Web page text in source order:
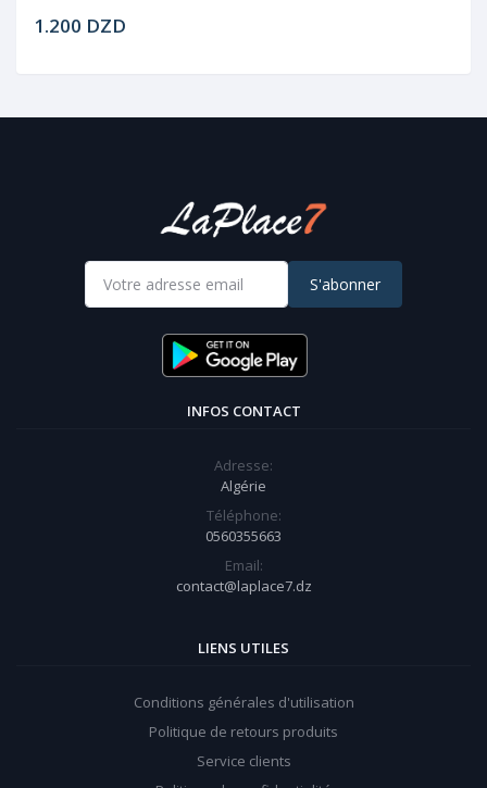
1.200 DZD
S'abonner
INFOS CONTACT
Adresse:
Algérie
Téléphone:
0560355663
Email:
contact@laplace7.dz
LIENS UTILES
Conditions générales d'utilisation
Politique de retours produits
Service clients